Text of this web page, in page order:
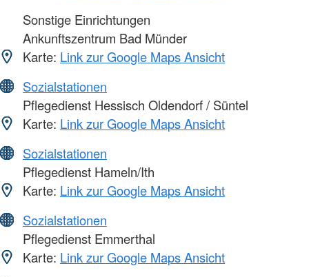
Sonstige Einrichtungen
Ankunftszentrum Bad Münder
Karte: Link zur Google Maps Ansicht
Sozialstationen
Pflegedienst Hessisch Oldendorf / Süntel
Karte: Link zur Google Maps Ansicht
Sozialstationen
Pflegedienst Hameln/Ith
Karte: Link zur Google Maps Ansicht
Sozialstationen
Pflegedienst Emmerthal
Karte: Link zur Google Maps Ansicht